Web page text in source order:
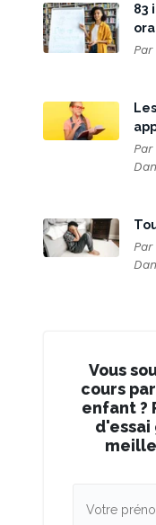
83
Par
Par
Par
Vous
cours
enfant ?